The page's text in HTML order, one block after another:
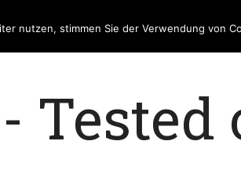
nutzen, stimmen Sie der Verwendung von